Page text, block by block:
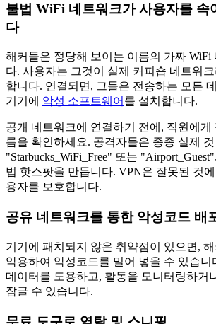
불법 WiFi 네트워크가 사용자를 속
다
해커들은 정당해 보이는 이름의 가짜 WiFi
다. 사용자는 그것이 실제 커피숍 네트워
합니다. 연결되면, 그들은 전송하는 모든
기기에 악성 소프트웨어 를 설치합니다.
공개 네트워크에 연결하기 전에, 직원에게
름을 확인하세요. 공격자들은 종종 실제
"Starbucks_WiFi_Free" 또는
법 핫스팟을 만듭니다. VPN은 잘못된 것
용자를 보호합니다.
공유 네트워크를 통한 악성코드 배
기기에 패치되지 않은 취약점이 있으면,
악용하여 악성코드를 밀어 넣을 수 있습니
데이터를 도용하고, 활동을 모니터링하거
잠글 수 있습니다.